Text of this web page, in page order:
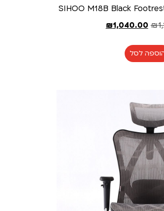
₪
₪1,040.00
לסל